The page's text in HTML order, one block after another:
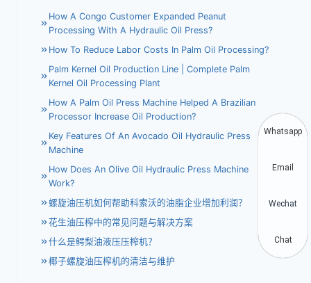
How A Congo Customer Expanded Peanut
Processing With A Hydraulic Oil Press?
How To Reduce Labor Costs In Palm Oil Processing?
Palm Kernel Oil Production Line | Complete Palm
Kernel Oil Processing Plant
How A Palm Oil Press Machine Helped A Brazilian
Processor Increase Oil Production?
Key Features Of An Avocado Oil Hydraulic Press
Machine
How Does An Olive Oil Hydraulic Press Machine
Work?
螺旋油压机如何帮助科索沃的油脂企业增加利润？
花生油压榨中的常见问题与解决方案
什么是鳄梨油液压压榨机？
椰子螺旋油压榨机的清洁与维护
Whatsapp
Email
Wechat
Chat